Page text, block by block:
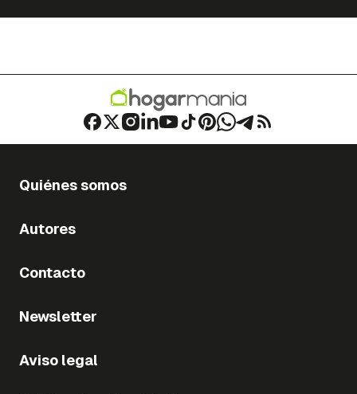
Quiénes somos
Autores
Contacto
Newsletter
Aviso legal